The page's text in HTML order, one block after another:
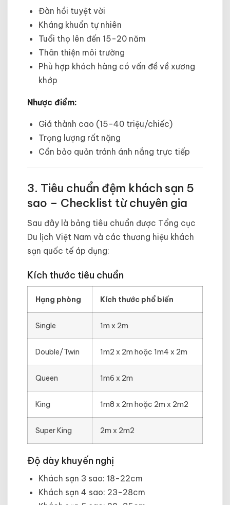
Đàn hồi tuyệt vời
Kháng khuẩn tự nhiên
Tuổi thọ lên đến 15-20 năm
Thân thiện môi trường
Phù hợp khách hàng có vấn đề về xương
khớp
Nhược điểm:
Giá thành cao (15-40 triệu/chiếc)
Trọng lượng rất nặng
Cần bảo quản tránh ánh nắng trực tiếp
3. Tiêu chuẩn đệm khách sạn 5
sao – Checklist từ chuyên gia
Sau đây là bảng tiêu chuẩn được Tổng cục
Du lịch Việt Nam và các thương hiệu khách
sạn quốc tế áp dụng:
Kích thước tiêu chuẩn
Hạng phòng Kích thước phổ biến
Single 1m x 2m
Double/Twin 1m2 x 2m hoặc 1m4 x 2m
Queen 1m6 x 2m
King 1m8 x 2m hoặc 2m x 2m2
Super King 2m x 2m2
Độ dày khuyến nghị
Khách sạn 3 sao: 18-22cm
Khách sạn 4 sao: 23-28cm